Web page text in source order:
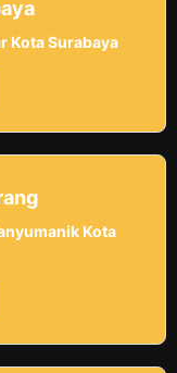
Kota Surabaya
Kota